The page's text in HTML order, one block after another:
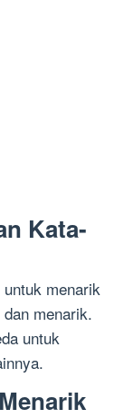
Kata-
menarik
menarik.
untuk